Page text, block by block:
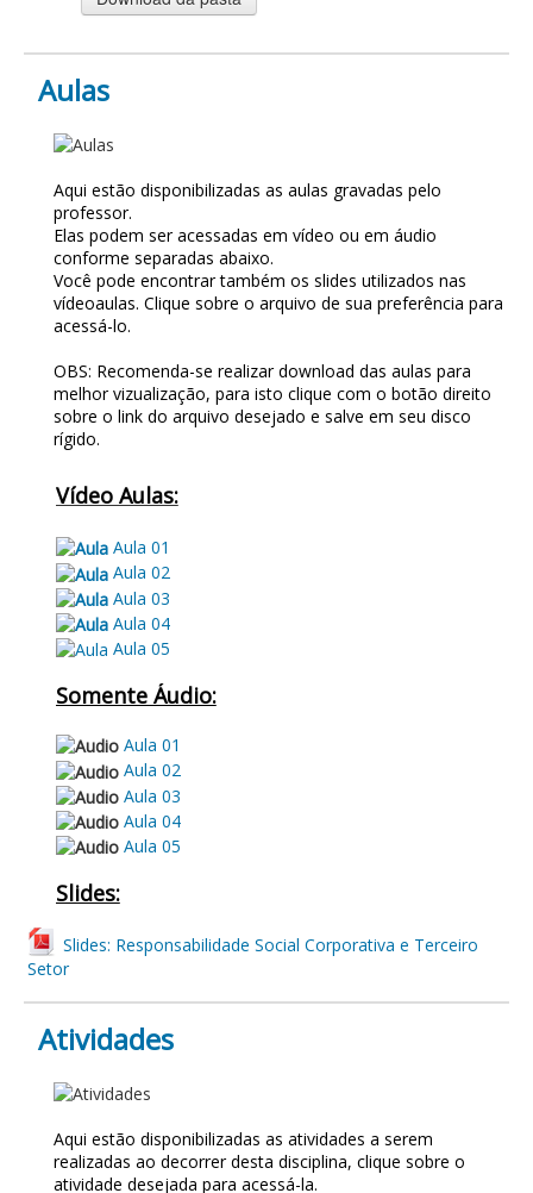
Aulas
Aqui estão disponibilizadas as aulas gravadas pelo
professor.
Elas podem ser acessadas em vídeo ou em áudio
conforme separadas abaixo.
Você pode encontrar também os slides utilizados nas
vídeoaulas. Clique sobre o arquivo de sua preferência para
acessá-lo.
OBS: Recomenda-se realizar download das aulas para
melhor vizualização, para isto clique com o botão direito
sobre o link do arquivo desejado e salve em seu disco
rígido.
Vídeo Aulas:
Aula 01
Aula 02
Aula 03
Aula 04
Aula 05
Somente Áudio:
Aula 01
Aula 02
Aula 03
Aula 04
Aula 05
Slides:
Slides: Responsabilidade Social Corporativa e Terceiro
Setor
Atividades
Aqui estão disponibilizadas as atividades a serem
realizadas ao decorrer desta disciplina, clique sobre o
atividade desejada para acessá-la.